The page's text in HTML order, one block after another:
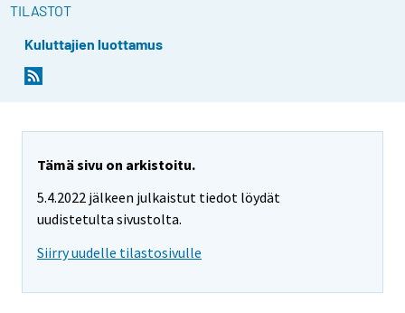
TILASTOT
Kuluttajien luottamus
Tämä sivu on arkistoitu.
5.4.2022 jälkeen julkaistut tiedot löydät
uudistetulta sivustolta.
Siirry uudelle tilastosivulle